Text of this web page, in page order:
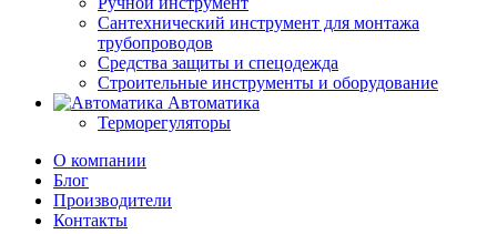
Сантехнический инструмент для монтажа
трубопроводов
Средства защиты и спецодежда
Строительные инструменты и оборудование
Автоматика
Терморегуляторы
О компании
Блог
Производители
Контакты